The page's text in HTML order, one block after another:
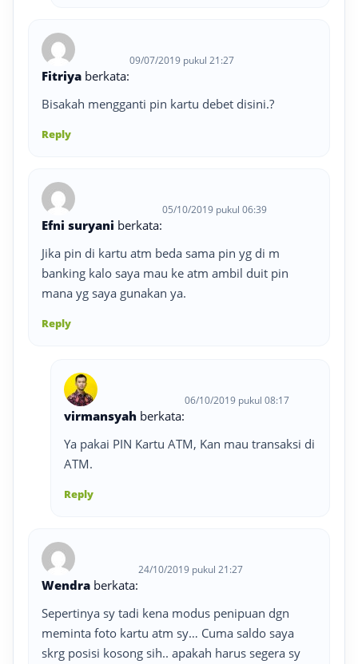
Fitriya berkata:
09/07/2019 pukul 21:27
Bisakah mengganti pin kartu debet disini.?
Reply
Efni suryani berkata:
05/10/2019 pukul 06:39
Jika pin di kartu atm beda sama pin yg di m
banking kalo saya mau ke atm ambil duit pin
mana yg saya gunakan ya.
Reply
virmansyah berkata:
06/10/2019 pukul 08:17
Ya pakai PIN Kartu ATM, Kan mau transaksi di
ATM.
Reply
Wendra berkata:
24/10/2019 pukul 21:27
Sepertinya sy tadi kena modus penipuan dgn
meminta foto kartu atm sy… Cuma saldo saya
skrg posisi kosong sih.. apakah harus segera sy